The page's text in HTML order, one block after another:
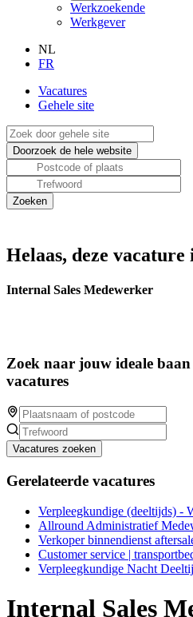
Werkzoekende
Werkgever
NL
FR
Vacatures
Gehele site
Helaas, deze vacature
Internal Sales Medewerker
Zoek naar jouw ideale
vacatures
Vacatures zoeken
Gerelateerde vacatures
Verpleegkundige (deeltijds) -
Allround Administratief
Verkoper binnendienst
Customer service |
Verpleegkundige Nacht
Internal Sales